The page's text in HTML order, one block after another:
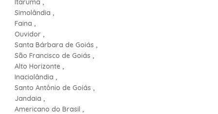
Itarumã ,
Simolândia ,
Faina ,
Ouvidor ,
Santa Bárbara de Goiás ,
São Francisco de Goiás ,
Alto Horizonte ,
Inaciolândia ,
Santo Antônio de Goiás ,
Jandaia ,
Americano do Brasil ,